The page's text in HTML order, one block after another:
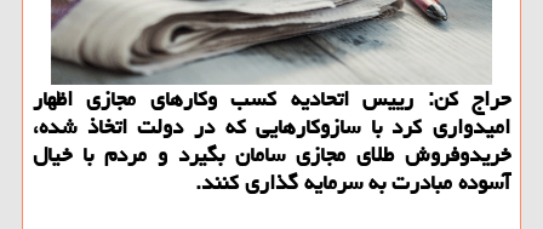
حراج کن: رییس اتحادیه کسب وکارهای مجازی اظهار
امیدواری کرد با سازوکارهایی که در دولت اتخاذ شده،
خریدوفروش طلای مجازی سامان بگیرد و مردم با خیال
آسوده مبادرت به سرمایه گذاری کنند.